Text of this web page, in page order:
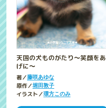
天国の犬ものがたり～笑顔をあ
げに～
著／藤咲あゆな
原作／堀田敦子
イラスト／環方このみ